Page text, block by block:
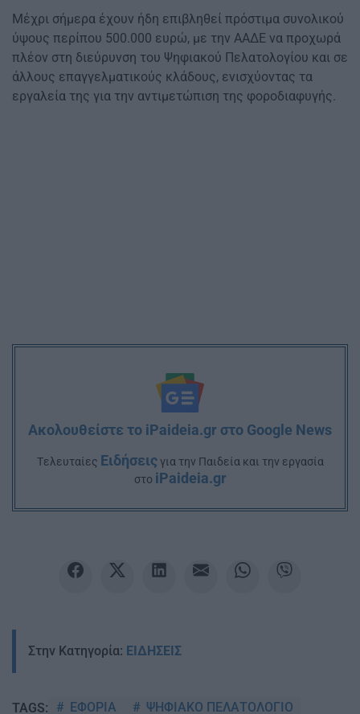
Μέχρι σήμερα έχουν ήδη επιβληθεί πρόστιμα συνολικού
ύψους περίπου 500.000 ευρώ, με την ΑΑΔΕ να προχωρά
πλέον στη διεύρυνση του Ψηφιακού Πελατολογίου και σε
άλλους επαγγελματικούς κλάδους, ενισχύοντας τα
εργαλεία της για την αντιμετώπιση της φοροδιαφυγής.
Ακολουθείστε το iPaideia.gr στο Google News
Tελευταίες Ειδήσειςγια την Παιδεία και την εργασία
στο iPaideia.gr
Στην Κατηγορία: ΕΙΔΗΣΕΙΣ
TAGS: ΕΦΟΡΙΑ ΨΗΦΙΑΚΟ ΠΕΛΑΤΟΛΟΓΙΟ